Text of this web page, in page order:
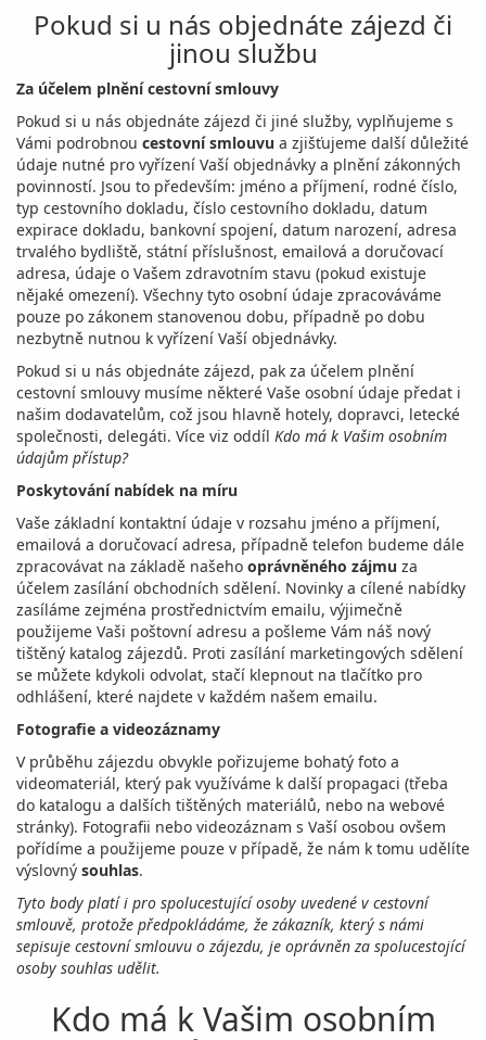
Pokud si u nás objednáte zájezd či
jinou službu
Za účelem plnění cestovní smlouvy
Pokud si u nás objednáte zájezd či jiné služby, vyplňujeme s
Vámi podrobnou cestovní smlouvu a zjišťujeme další důležité
údaje nutné pro vyřízení Vaší objednávky a plnění zákonných
povinností. Jsou to především: jméno a příjmení, rodné číslo,
typ cestovního dokladu, číslo cestovního dokladu, datum
expirace dokladu, bankovní spojení, datum narození, adresa
trvalého bydliště, státní příslušnost, emailová a doručovací
adresa, údaje o Vašem zdravotním stavu (pokud existuje
nějaké omezení). Všechny tyto osobní údaje zpracováváme
pouze po zákonem stanovenou dobu, případně po dobu
nezbytně nutnou k vyřízení Vaší objednávky.
Pokud si u nás objednáte zájezd, pak za účelem plnění
cestovní smlouvy musíme některé Vaše osobní údaje předat i
našim dodavatelům, což jsou hlavně hotely, dopravci, letecké
společnosti, delegáti. Více viz oddíl Kdo má k Vašim osobním
údajům přístup?
Poskytování nabídek na míru
Vaše základní kontaktní údaje v rozsahu jméno a příjmení,
emailová a doručovací adresa, případně telefon budeme dále
zpracovávat na základě našeho oprávněného zájmu za
účelem zasílání obchodních sdělení. Novinky a cílené nabídky
zasíláme zejména prostřednictvím emailu, výjimečně
použijeme Vaši poštovní adresu a pošleme Vám náš nový
tištěný katalog zájezdů. Proti zasílání marketingových sdělení
se můžete kdykoli odvolat, stačí klepnout na tlačítko pro
odhlášení, které najdete v každém našem emailu.
Fotografie a videozáznamy
V průběhu zájezdu obvykle pořizujeme bohatý foto a
videomateriál, který pak využíváme k další propagaci (třeba
do katalogu a dalších tištěných materiálů, nebo na webové
stránky). Fotografii nebo videozáznam s Vaší osobou ovšem
pořídíme a použijeme pouze v případě, že nám k tomu udělíte
výslovný souhlas.
Tyto body platí i pro spolucestující osoby uvedené v cestovní
smlouvě, protože předpokládáme, že zákazník, který s námi
sepisuje cestovní smlouvu o zájezdu, je oprávněn za spolucestojící
osoby souhlas udělit.
Kdo má k Vašim osobním